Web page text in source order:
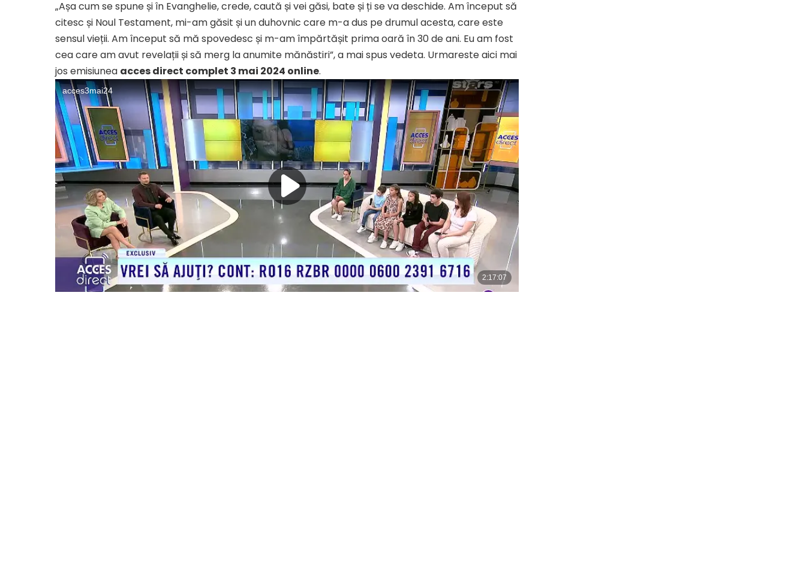
„Așa cum se spune și în Evanghelie, crede, caută și vei găsi, bate și ți se va deschide. Am început să
citesc și Noul Testament, mi-am găsit și un duhovnic care m-a dus pe drumul acesta, care este
sensul vieții. Am început să mă spovedesc și m-am împărtășit prima oară în 30 de ani. Eu am fost
cea care am avut revelații și să merg la anumite mănăstiri”, a mai spus vedeta. Urmareste aici mai
jos emisiunea acces direct complet 3 mai 2024 online.